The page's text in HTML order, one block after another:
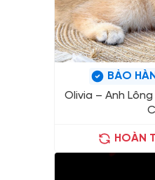
BẢO
Olivia – Anh Lông
HOÀN